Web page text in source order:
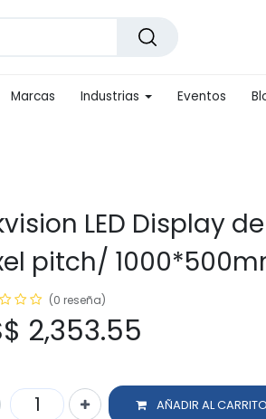
Marcas Industrias Eventos
LED Display
pitch/
(0 reseña)
2,353.55
AÑADIR AL CARRITO